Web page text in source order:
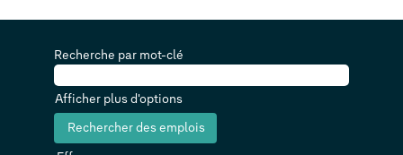
Recherche par mot-clé
Afficher plus d'options